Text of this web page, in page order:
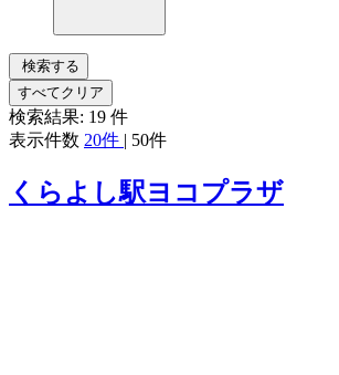
検索する
すべてクリア
検索結果: 19 件
表示件数 20件 | 50件
くらよし駅ヨコプラザ